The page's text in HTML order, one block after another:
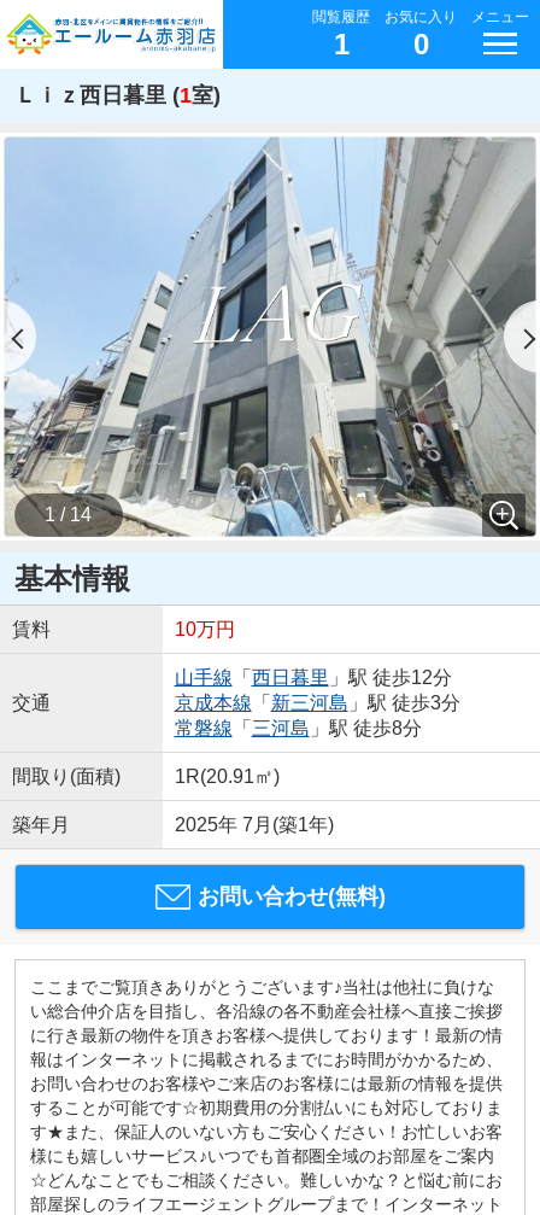
閲覧履歴
1
お気に入り
0
メニュー
Ｌｉｚ西日暮里 (1室)
1 / 14
基本情報
賃料 10万円
交通
山手線 「 西日暮里 」駅 徒歩12分
京成本線 「 新三河島 」駅 徒歩3分
常磐線 「 三河島 」駅 徒歩8分
間取り(面積) 1R(20.91㎡)
築年月 2025年 7月(築1年)
お問い合わせ(無料)
ここまでご覧頂きありがとうございます♪当社は他社に負けな
い総合仲介店を目指し、各沿線の各不動産会社様へ直接ご挨拶
に行き最新の物件を頂きお客様へ提供しております！最新の情
報はインターネットに掲載されるまでにお時間がかかるため、
お問い合わせのお客様やご来店のお客様には最新の情報を提供
することが可能です☆初期費用の分割払いにも対応しておりま
す★また、保証人のいない方もご安心ください！お忙しいお客
様にも嬉しいサービス♪いつでも首都圏全域のお部屋をご案内
☆どんなことでもご相談ください。難しいかな？と悩む前にお
部屋探しのライフエージェントグループまで！インターネット